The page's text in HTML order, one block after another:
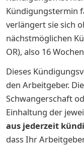
Kündigungstermin
verlängert sie sich
nächstmöglichen
OR), also 16
Dieses
den Arbeitgeber.
Schwangerschaft
Einhaltung der
aus jederzeit
dass Ihr